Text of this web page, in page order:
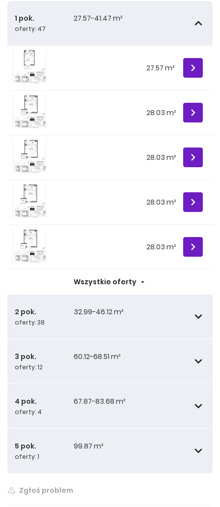
1 pok.
oferty: 47
27.57-41.47 m²
27.57 m²
28.03 m²
28.03 m²
28.03 m²
28.03 m²
Wszystkie oferty
2 pok.
oferty: 38
32.99-46.12 m²
3 pok.
oferty: 12
60.12-68.51 m²
4 pok.
oferty: 4
67.87-83.68 m²
5 pok.
oferty: 1
99.87 m²
Zgłoś problem